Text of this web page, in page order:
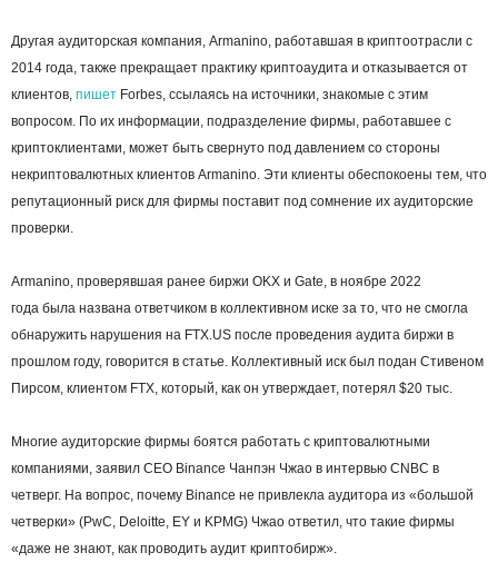
Другая аудиторская компания, Armanino, работавшая в криптоотрасли с
2014 года, также прекращает практику криптоаудита и отказывается от
клиентов, пишет Forbes, ссылаясь на источники, знакомые с этим
вопросом. По их информации, подразделение фирмы, работавшее с
криптоклиентами, может быть свернуто под давлением со стороны
некриптовалютных клиентов Armanino. Эти клиенты обеспокоены тем, что
репутационный риск для фирмы поставит под сомнение их аудиторские
проверки.
Armanino, проверявшая ранее биржи OKX и Gate, в ноябре 2022
года была названа ответчиком в коллективном иске за то, что не смогла
обнаружить нарушения на FTX.US после проведения аудита биржи в
прошлом году, говорится в статье. Коллективный иск был подан Стивеном
Пирсом, клиентом FTX, который, как он утверждает, потерял $20 тыс.
Многие аудиторские фирмы боятся работать с криптовалютными
компаниями, заявил СЕО Binance Чанпэн Чжао в интервью CNBC в
четверг. На вопрос, почему Binance не привлекла аудитора из «большой
четверки» (PwC, Deloitte, EY и KPMG) Чжао ответил, что такие фирмы
«даже не знают, как проводить аудит криптобирж».